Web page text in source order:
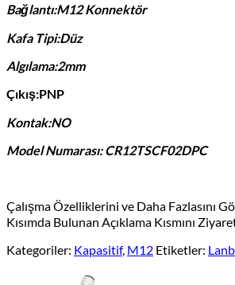
Bağlantı:M12 Konnektör
Kafa Tipi:Düz
Algılama:2mm
Çıkış:PNP
Kontak:NO
Model Numarası: CR12TSCF02DPC
Çalışma Özelliklerini ve Daha Fazlasını
Kısımda Bulunan Açıklama Kısmını
Kategoriler: Kapasitif, M12 Etiketler: